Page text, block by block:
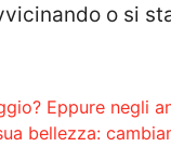
o si
Eppure negli
bellezza: